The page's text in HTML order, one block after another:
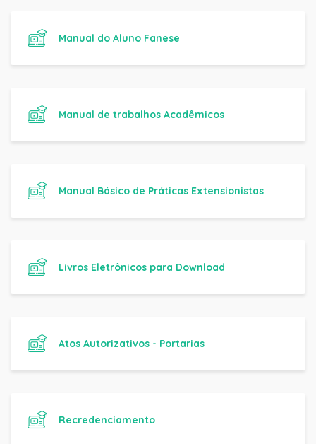
Manual do Aluno Fanese
Manual de trabalhos Acadêmicos
Manual Básico de Práticas Extensionistas
Livros Eletrônicos para Download
Atos Autorizativos - Portarias
Recredenciamento